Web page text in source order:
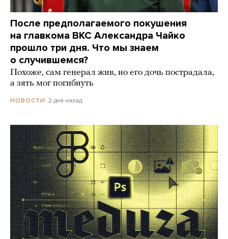
После предполагаемого покушения
на главкома ВКС Александра Чайко
прошло три дня. Что мы знаем
о случившемся?
Похоже, сам генерал жив, но его дочь пострадала,
а зять мог погибнуть
НОВОСТИ 2 дня назад